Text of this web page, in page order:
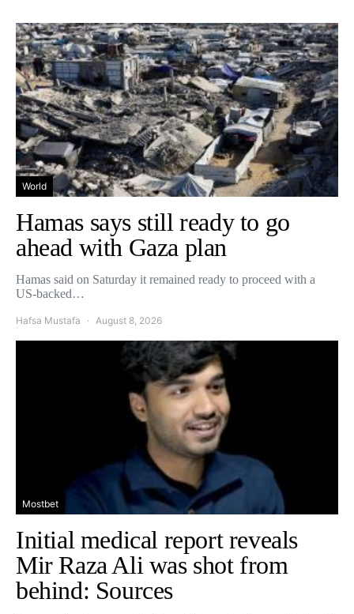
World
Hamas says still ready to go
ahead with Gaza plan
Hamas said on Saturday it remained ready to proceed with a
US-backed…
Hafsa Mustafa August 8, 2026
Mostbet
Initial medical report reveals
Mir Raza Ali was shot from
behind: Sources